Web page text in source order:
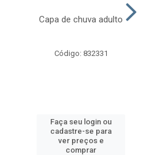
Capa de chuva adulto
Código: 832331
Faça seu login ou
cadastre-se para
ver preços e
comprar